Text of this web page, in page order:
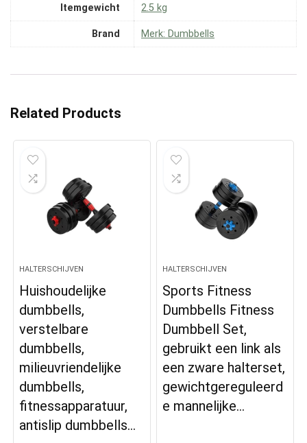
Itemgewicht ‎2.5 kg
Brand Merk: Dumbbells
Related Products
HALTERSCHIJVEN
Huishoudelijke
dumbbells,
verstelbare
dumbbells,
milieuvriendelijke
dumbbells,
fitnessapparatuur,
antislip dumbbells…
HALTERSCHIJVEN
Sports Fitness
Dumbbells Fitness
Dumbbell Set,
gebruikt een link als
een zware halterset,
gewichtgereguleerd
e mannelijke…